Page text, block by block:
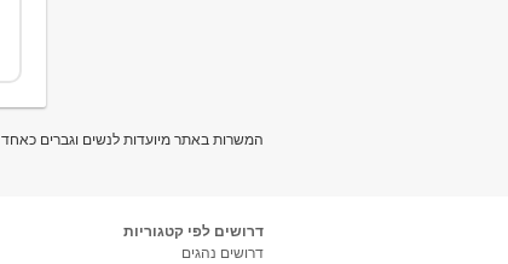
המשרות באתר מיועדות לנשים וגברים כאחד
דרושים לפי קטגוריות
דרושים נהגים